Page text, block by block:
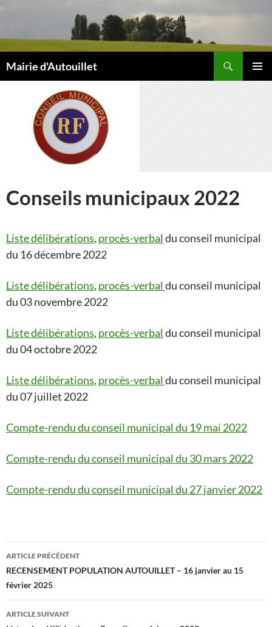
Aller
contenu
Mairie d'Autouillet
MENU
Conseils municipaux 2022
Liste délibérations, procès-verbal du conseil municipal
du 16 décembre 2022
Liste délibérations, procès-verbal du conseil municipal
du 03 novembre 2022
Liste délibérations, procès-verbal du conseil municipal
du 04 octobre 2022
Liste délibérations, procès-verbal du conseil municipal
du 07 juillet 2022
Compte-rendu du conseil municipal du 19 mai 2022
Compte-rendu du conseil municipal du 30 mars 2022
Compte-rendu du conseil municipal du 27 janvier 2022
Navigation
des
articles
ARTICLE PRÉCÉDENT
RECENSEMENT POPULATION AUTOUILLET – 16 janvier au 15
février 2025
ARTICLE SUIVANT